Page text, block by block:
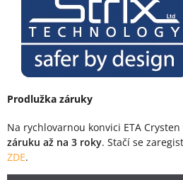
Prodlužka záruky
Na rychlovarnou konvici ETA
záruku až na 3 roky. Stačí se
ZDE.